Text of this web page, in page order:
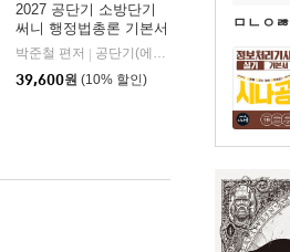
ㅁㄴㅇㅀ
2027 공단기 소방단기
써니 행정법총론 기본서
박준철 편저
공단기(에스티유니타스)
39,600원 (10% 할인)